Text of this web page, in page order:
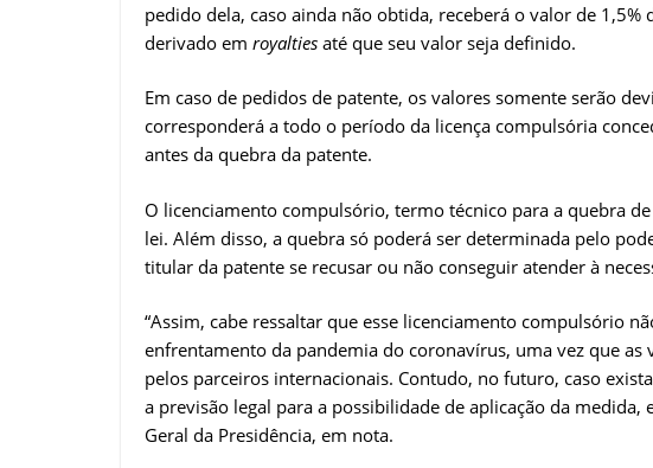
pedido dela, caso ainda não obtida, receberá o valor de
derivado em royalties até que seu valor seja definido.
Em caso de pedidos de patente, os valores somente serão
corresponderá a todo o período da licença compulsória
antes da quebra da patente.
O licenciamento compulsório, termo técnico para a quebra
lei. Além disso, a quebra só poderá ser determinada pelo
titular da patente se recusar ou não conseguir atender à
“Assim, cabe ressaltar que esse licenciamento compulsório
enfrentamento da pandemia do coronavírus, uma vez que as
pelos parceiros internacionais. Contudo, no futuro, caso
a previsão legal para a possibilidade de aplicação da medida,
Geral da Presidência, em nota.